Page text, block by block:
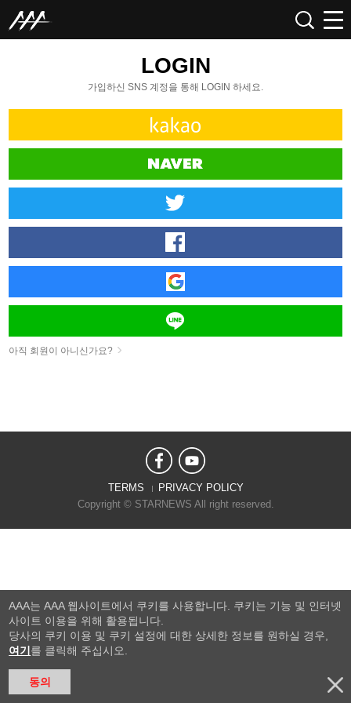
LOGIN
가입하신 SNS 계정을 통해 LOGIN 하세요.
아직 회원이 아니신가요?
TERMS
PRIVACY POLICY
Copyright © STARNEWS All right reserved.
AAA는 AAA 웹사이트에서 쿠키를 사용합니다. 쿠키는 기능 및 인터넷
사이트 이용을 위해 활용됩니다.
당사의 쿠키 이용 및 쿠키 설정에 대한 상세한 정보를 원하실 경우,
여기 를 클릭해 주십시오.
동의